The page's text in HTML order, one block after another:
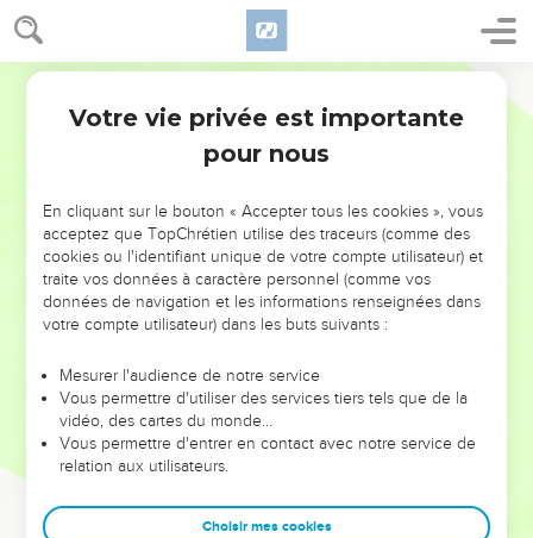
NE MANQUEZ PAS L’ÉVÉNEMENT
DE L’ANNÉE !
ET SI LEURS ERREURS POUVAIENT VOUS ÉVITER LES
VOTRES ?
leur foi ou leur vision. Mais on voit moins les doutes, les erreurs
et les saisons difficiles qu'ils ont traversés, alors même que ce
sont elles qui les ont façonnés.
Dans cette conférence, leaders, entrepreneurs, et responsables
clés pour avancer avec plus de sagesse afin que leurs erreurs
Votre vie privée est importante
pour nous
En cliquant sur le bouton « Accepter tous les cookies », vous
acceptez que TopChrétien utilise des traceurs (comme des
cookies ou l'identifiant unique de votre compte utilisateur) et
traite vos données à caractère personnel (comme vos
données de navigation et les informations renseignées dans
votre compte utilisateur) dans les buts suivants :
Mesurer l'audience de notre service
Vous permettre d'utiliser des services tiers tels que de la
vidéo, des cartes du monde…
Vous permettre d'entrer en contact avec notre service de
relation aux utilisateurs.
Choisir mes cookies